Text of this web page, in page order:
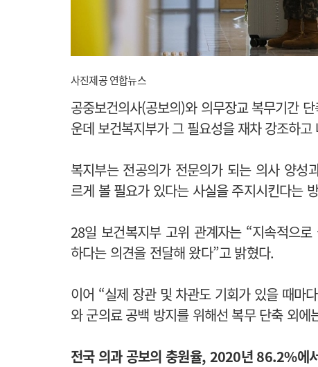
사진제공 연합뉴스
공중보건의사(공보의)와 의무장교 복무기간
운데 보건복지부가 그 필요성을 재차 강조하고
복지부는 전공의가 전문의가 되는 의사 양
르게 볼 필요가 있다는 사실을 주지시킨다는
28일 보건복지부 고위 관계자는 “지속적으
하다는 의견을 전달해 왔다”고 밝혔다.
이어 “실제 장관 및 차관도 기회가 있을 때마
와 군의료 공백 방지를 위해선 복무 단축 외
전국 의과 공보의 충원율, 2020년 86.2%에